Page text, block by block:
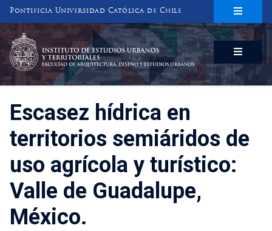
Pontificia Universidad Católica de Chile
INSTITUTO DE ESTUDIOS URBANOS
Y TERRITORIALES
FACULTAD DE ARQUITECTURA, DISEÑO Y ESTUDIOS URBANOS
Escasez hídrica en
territorios semiáridos de
uso agrícola y turístico:
Valle de Guadalupe,
México.